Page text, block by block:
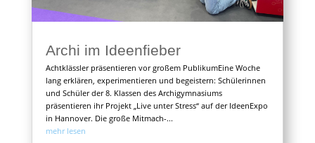
Archi im Ideenfieber
Achtklässler präsentieren vor großem PublikumEine Woche
lang erklären, experimentieren und begeistern: Schülerinnen
und Schüler der 8. Klassen des Archigymnasiums
präsentieren ihr Projekt „Live unter Stress“ auf der IdeenExpo
in Hannover. Die große Mitmach-...
mehr lesen